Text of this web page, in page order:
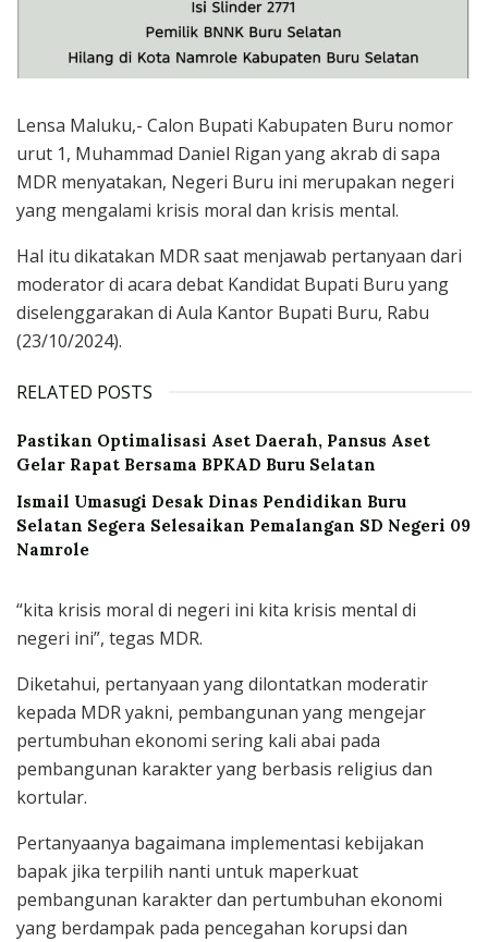
Lensa Maluku,- Calon Bupati Kabupaten Buru nomor
urut 1, Muhammad Daniel Rigan yang akrab di sapa
MDR menyatakan, Negeri Buru ini merupakan negeri
yang mengalami krisis moral dan krisis mental.
Hal itu dikatakan MDR saat menjawab pertanyaan dari
moderator di acara debat Kandidat Bupati Buru yang
diselenggarakan di Aula Kantor Bupati Buru, Rabu
(23/10/2024).
RELATED POSTS
Pastikan Optimalisasi Aset Daerah, Pansus Aset
Gelar Rapat Bersama BPKAD Buru Selatan
Ismail Umasugi Desak Dinas Pendidikan Buru
Selatan Segera Selesaikan Pemalangan SD Negeri 09
Namrole
“kita krisis moral di negeri ini kita krisis mental di
negeri ini”, tegas MDR.
Diketahui, pertanyaan yang dilontatkan moderatir
kepada MDR yakni, pembangunan yang mengejar
pertumbuhan ekonomi sering kali abai pada
pembangunan karakter yang berbasis religius dan
kortular.
Pertanyaanya bagaimana implementasi kebijakan
bapak jika terpilih nanti untuk maperkuat
pembangunan karakter dan pertumbuhan ekonomi
yang berdampak pada pencegahan korupsi dan